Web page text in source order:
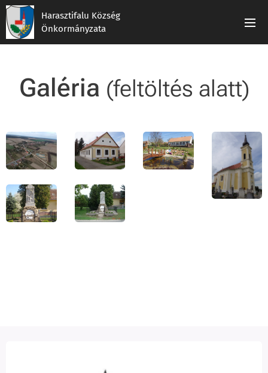
Harasztifalu Község
Önkormányzata
Galéria (feltöltés alatt)